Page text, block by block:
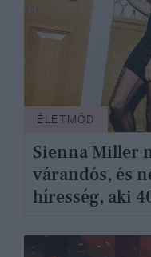
ÉLETMÓD
Sienna Miller
várandós, és
híresség, aki